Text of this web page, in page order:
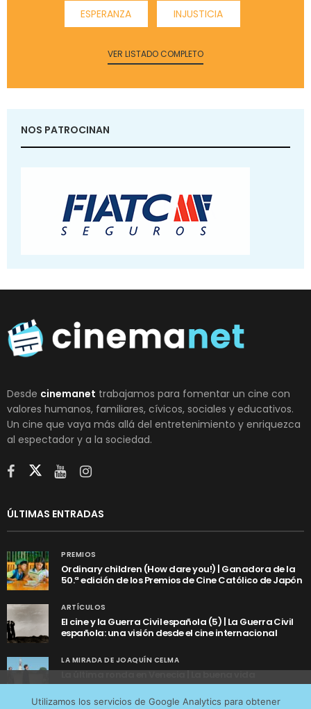
ESPERANZA INJUSTICIA
VER LISTADO COMPLETO
NOS PATROCINAN
Desde cinemanet trabajamos para fomentar un cine con
valores humanos, familiares, cívicos, sociales y educativos.
Un cine que vaya más allá del entretenimiento y enriquezca
al espectador y a la sociedad.
ÚLTIMAS ENTRADAS
PREMIOS
Ordinary children (How dare you!) | Ganadora de la
50.ª edición de los Premios de Cine Católico de Japón
ARTÍCULOS
El cine y la Guerra Civil española (5) | La Guerra Civil
española: una visión desde el cine internacional
LA MIRADA DE JOAQUÍN CELMA
La última ronda en Venecia | La buena vida
Utilizamos los servicios de Google Analytics para obtener